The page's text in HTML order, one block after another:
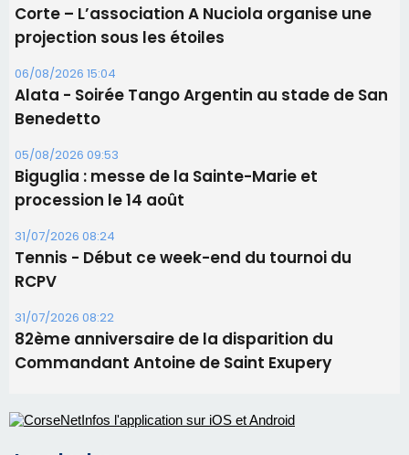
31/07/2026 08:24
Tennis - Début ce week-end du tournoi du
RCPV
31/07/2026 08:22
82ème anniversaire de la disparition du
Commandant Antoine de Saint Exupery
Les plus lus
Satine Nomary est la nouvelle Miss Corse 2026
d'un spectacle qui ne reviendra pas avant 2081
Éclipse du 12 août : Où s'installer en Corse pour
profiter pleinement du spectacle ?
consommation en recul dans les restaurants